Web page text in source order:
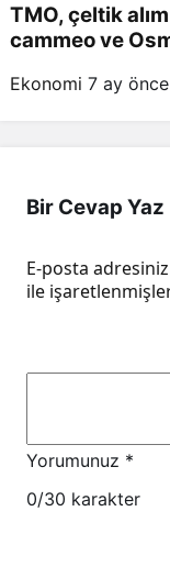
TMO, çeltik
cammeo ve
Ekonomi 7 ay önce
Bir Cevap Yaz
E-posta
ile
Yorumunuz *
0/30 karakter